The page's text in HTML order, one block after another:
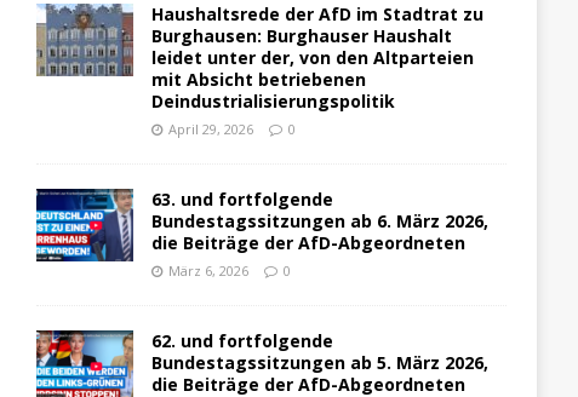
Haushaltsrede der AfD im Stadtrat zu
Burghausen: Burghauser Haushalt
leidet unter der, von den Altparteien
mit Absicht betriebenen
Deindustrialisierungspolitik
April 29, 2026 0
63. und fortfolgende
Bundestagssitzungen ab 6. März 2026,
die Beiträge der AfD-Abgeordneten
März 6, 2026 0
62. und fortfolgende
Bundestagssitzungen ab 5. März 2026,
die Beiträge der AfD-Abgeordneten